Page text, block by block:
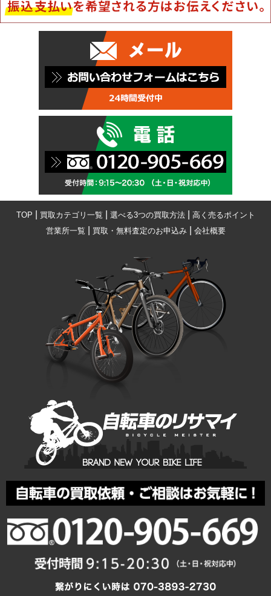
TOP 買取カテゴリ一覧 選べる3つの買取方法| 高く売るポイント
営業所一覧
買取・無料査定のお申込み| 会社概要